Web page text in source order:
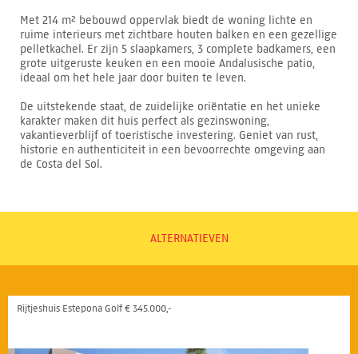
Met 214 m² bebouwd oppervlak biedt de woning lichte en
ruime interieurs met zichtbare houten balken en een gezellige
pelletkachel. Er zijn 5 slaapkamers, 3 complete badkamers, een
grote uitgeruste keuken en een mooie Andalusische patio,
ideaal om het hele jaar door buiten te leven.
De uitstekende staat, de zuidelijke oriëntatie en het unieke
karakter maken dit huis perfect als gezinswoning,
vakantieverblijf of toeristische investering. Geniet van rust,
historie en authenticiteit in een bevoorrechte omgeving aan
de Costa del Sol.
ALTERNATIEVEN
Rijtjeshuis Estepona Golf € 345.000,-